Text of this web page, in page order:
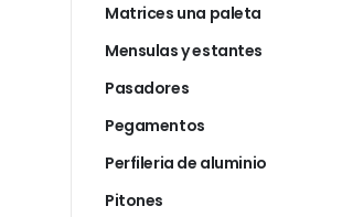
Matrices una paleta
Mensulas y estantes
Pasadores
Pegamentos
Perfileria de aluminio
Pitones